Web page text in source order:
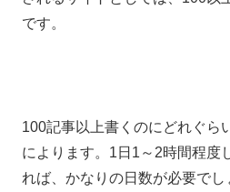
です。
100記事以上書くのにどれぐら
によります。1日1～2時間程度
れば、かなりの日数が必要で